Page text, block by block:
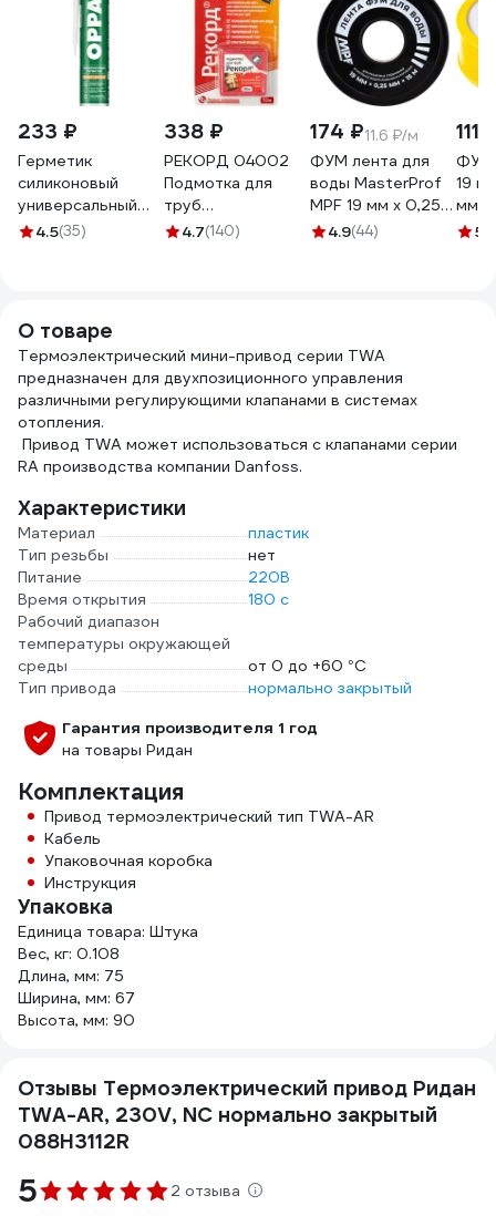
233 ₽
Герметик
силиконовый
универсальный
OPPA U
4.5(35)
338 ₽
РЕКОРД 04002
Подмотка для
труб
СантехМастер ""
4.7(140)
174 ₽11.6 ₽/м
ФУМ лента для
воды MasterProf
MPF 19 мм x 0,25
мм x 15 м,
4.9(44)
111
ФУМ
19
мм
5
О товаре
Термоэлектрический мини-привод серии TWA
предназначен для двухпозиционного управления
различными регулирующими клапанами в системах
отопления.
Привод TWA может использоваться с клапанами серии
RA производства компании Danfoss.
Характеристики
Материал
пластик
Тип резьбы
нет
Питание
220В
Время открытия
180 с
Рабочий диапазон
температуры окружающей
среды
от 0 до +60 °С
Тип привода
нормально закрытый
Гарантия производителя 1 год
на товары Ридан
Комплектация
Привод термоэлектрический тип TWA-AR
Кабель
Упаковочная коробка
Инструкция
Упаковка
Единица товара: Штука
Вес, кг: 0.108
Длина, мм: 75
Ширина, мм: 67
Высота, мм: 90
Отзывы Термоэлектрический привод Ридан
TWA-AR, 230V, NC нормально закрытый
088H3112R
5 2 отзыва